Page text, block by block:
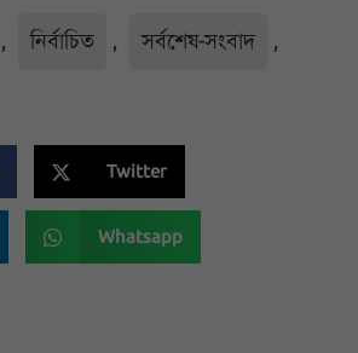
, নির্বাচিত , সর্বশেষ-সংবাদ ,
Twitter
Whatsapp